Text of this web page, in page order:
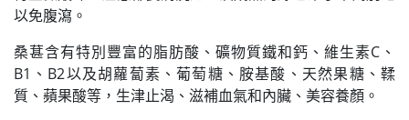
以免腹瀉。
桑葚含有特別豐富的脂肪酸、礦物質鐵和鈣、維生素C、
B1、B2以及胡蘿蔔素、葡萄糖、胺基酸、天然果糖、鞣
質、蘋果酸等，生津止渴、滋補血氣和內臟、美容養顏。